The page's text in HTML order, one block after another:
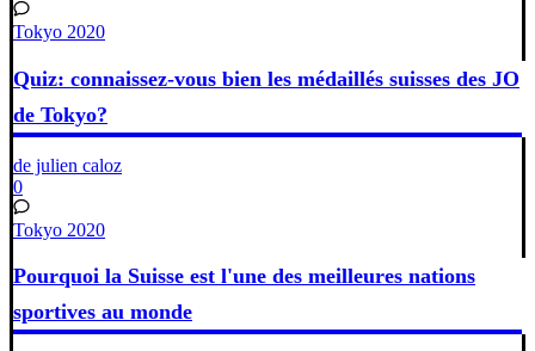
Tokyo 2020
Quiz: connaissez-vous bien les médaillés suisses des JO
de Tokyo?
de julien caloz
0
Tokyo 2020
Pourquoi la Suisse est l'une des meilleures nations
sportives au monde